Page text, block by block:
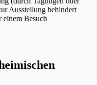
Ausstellung behindert
Besuch